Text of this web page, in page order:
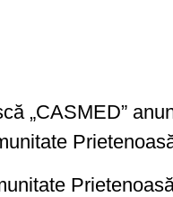
„CASMED”